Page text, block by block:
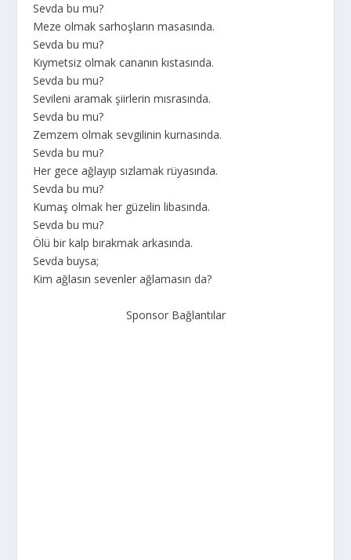
Sevda bu mu?
Meze olmak sarhoşların masasında.
Sevda bu mu?
Kıymetsiz olmak cananın kıstasında.
Sevda bu mu?
Sevileni aramak şiirlerin mısrasında.
Sevda bu mu?
Zemzem olmak sevgilinin kurnasında.
Sevda bu mu?
Her gece ağlayıp sızlamak rüyasında.
Sevda bu mu?
Kumaş olmak her güzelin libasında.
Sevda bu mu?
Ölü bir kalp bırakmak arkasında.
Sevda buysa;
Kim ağlasın sevenler ağlamasın da?
Sponsor Bağlantılar